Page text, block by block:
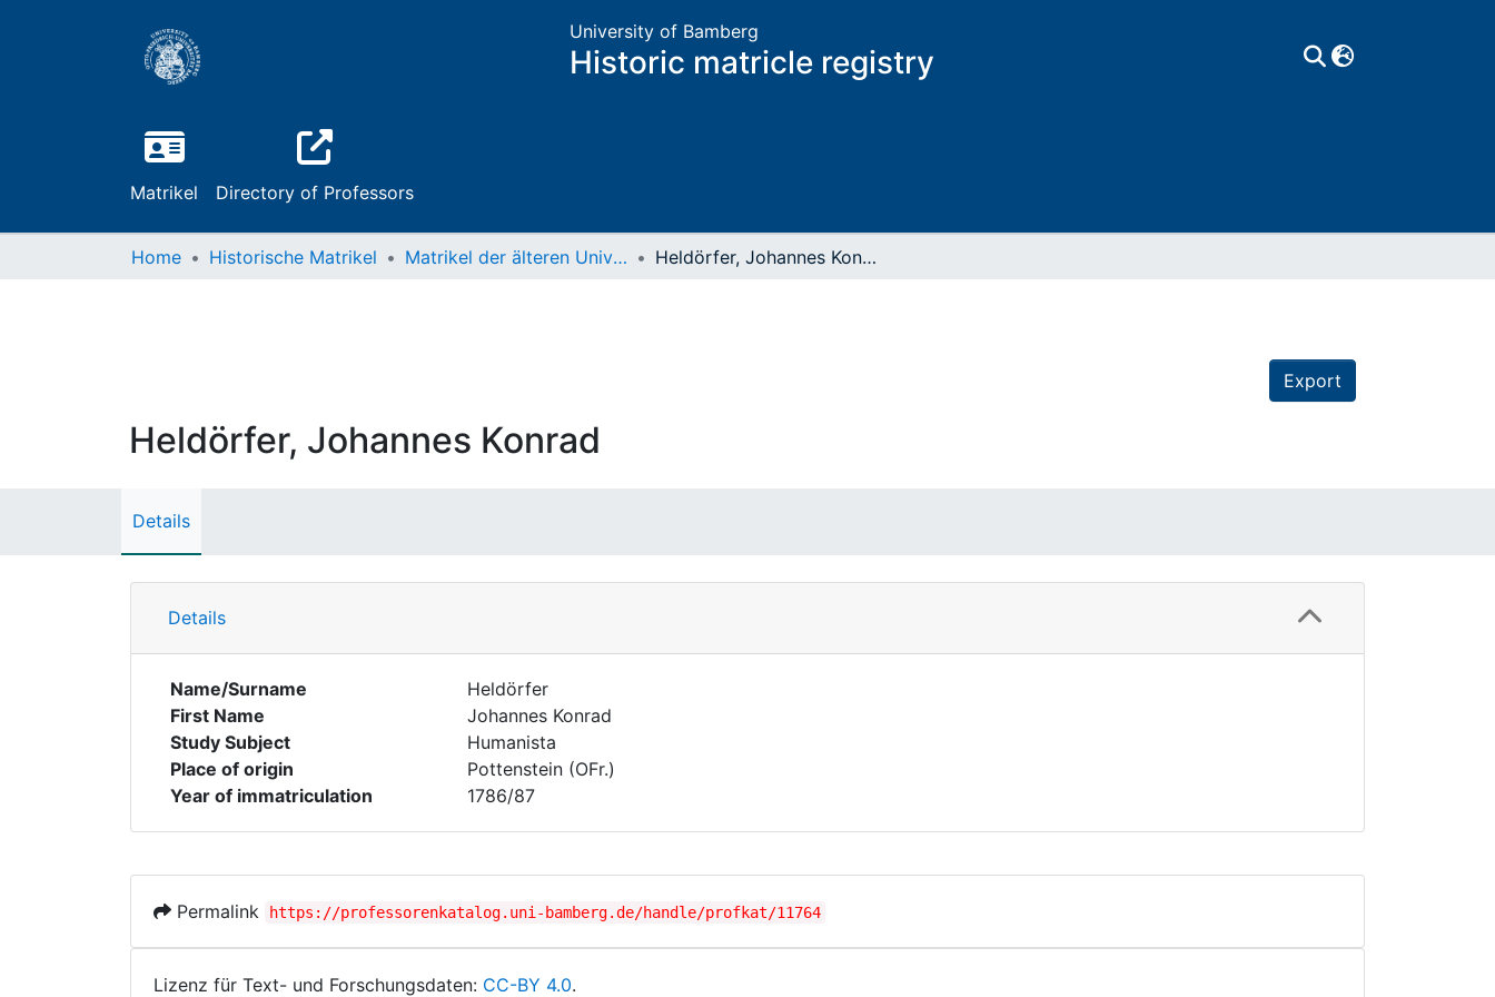
University of Bamberg
Historic matricle registry
Matrikel Directory of Professors
Home Historische Matrikel Matrikel der älteren Universität Heldörfer, Johannes Konrad
Export
Heldörfer, Johannes Konrad
Details
Details
Name/Surname
Heldörfer
First Name
Johannes Konrad
Study Subject
Humanista
Place of origin
Pottenstein (OFr.)
Year of immatriculation
1786/87
Permalink https://professorenkatalog.uni-bamberg.de/handle/profkat/11764
Lizenz für Text- und Forschungsdaten: CC-BY 4.0.